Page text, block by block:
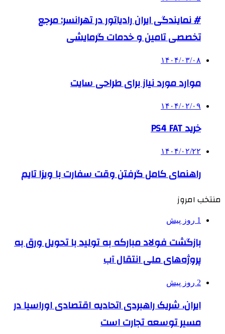
# نمایندگی ایران رادیاتور در تهرانسر: مرجع
تخصصی تامین و خدمات گرمایشی
۱۴۰۴/۰۳/۰۸
موارد مورد نیاز برای طراحی سایت
۱۴۰۴/۰۲/۰۹
خرید PS4 FAT
۱۴۰۴/۰۲/۲۲
راهنمای کامل گرفتن وقت سفارت با ویزا تایم
منتخب امروز
1 روز پیش
بازگشت فولاد مبارکه به تولید با تحویل ورق به
پروژه‌های ملی انتقال آب
2 روز پیش
ایران، شریک راهبردی اتحادیه اقتصادی اوراسیا در
مسیر توسعه تجارت است